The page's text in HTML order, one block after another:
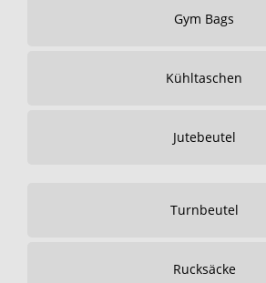
Gym Bags
Kühltaschen
Jutebeutel
Turnbeutel
Rucksäcke